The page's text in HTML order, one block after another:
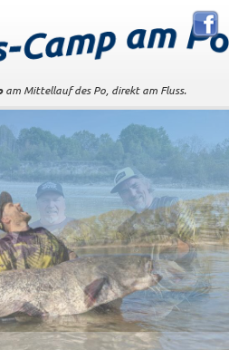
am Mittellauf des Po, direkt am Fluss.